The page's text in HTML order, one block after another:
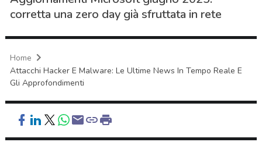
corretta una zero day già sfruttata in rete
Home
Attacchi Hacker E Malware: Le Ultime News In Tempo Reale E
Gli Approfondimenti